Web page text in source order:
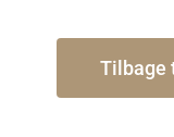
Tilbage